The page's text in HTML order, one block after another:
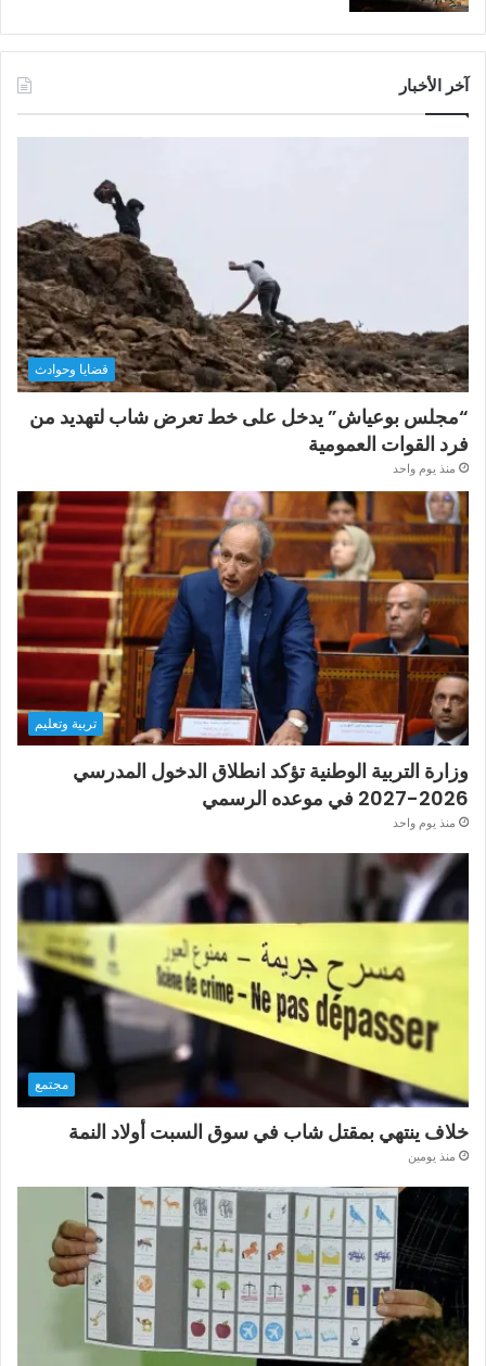
آخر الأخبار
قضايا وحوادث
“مجلس بوعياش” يدخل على خط تعرض شاب لتهديد من
فرد القوات العمومية
منذ يوم واحد
تربية وتعليم
وزارة التربية الوطنية تؤكد انطلاق الدخول المدرسي
2026-2027 في موعده الرسمي
منذ يوم واحد
مجتمع
خلاف ينتهي بمقتل شاب في سوق السبت أولاد النمة
منذ يومين